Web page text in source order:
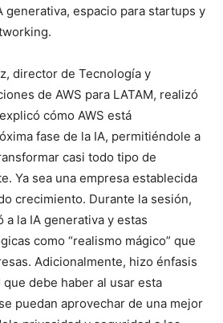
generativa, espacio para startups y
director de Tecnología y
de AWS para LATAM, realizó
cómo AWS está
fase de la IA, permitiéndole a
casi todo tipo de
Ya sea una empresa establecida
crecimiento. Durante la sesión,
la IA generativa y estas
como “realismo mágico” que
Adicionalmente, hizo énfasis
debe haber al usar esta
puedan aprovechar de una mejor